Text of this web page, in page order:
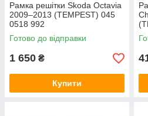
Рамка решітки Skoda Octavia
2009–2013 (TEMPEST) 045
0518 992
Готово до відправки
1 650 ₴
Купити